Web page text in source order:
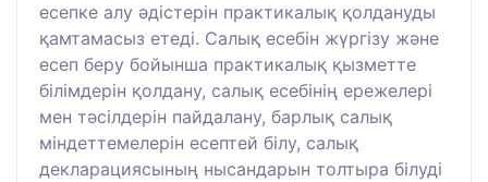
есепке алу әдістерін практикалық қолдануды
қамтамасыз етеді. Салық есебін жүргізу және
есеп беру бойынша практикалық қызметте
білімдерін қолдану, салық есебінің ережелері
мен тәсілдерін пайдалану, барлық салық
міндеттемелерін есептей білу, салық
декларациясының нысандарын толтыра білуді